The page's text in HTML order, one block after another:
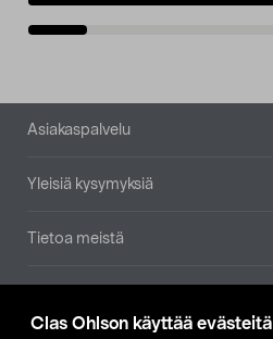
Clas Ohlson käyttää evästeitä
Alatunniste
Asiakaspalvelu
Yleisiä kysymyksiä
Tietoa meistä